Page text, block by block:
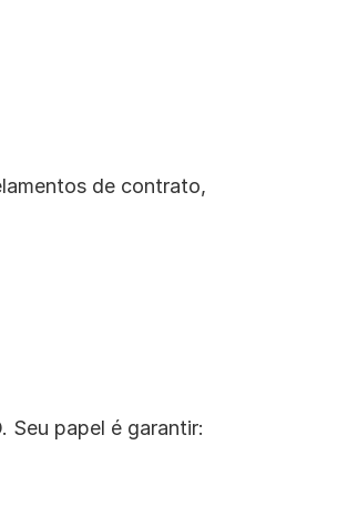
de contrato,
Seu papel é garantir: